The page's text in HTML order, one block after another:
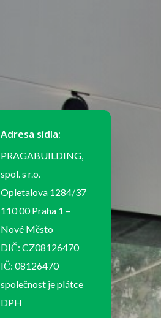
Adresa sídla:
PRAGABUILDING,
spol. s r.o.
Opletalova 1284/37
110 00 Praha 1 –
Nové Město
DIČ: CZ08126470
IČ: 08126470
společnost je plátce
DPH